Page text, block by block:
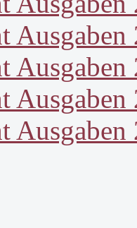
Ausgaben
Ausgaben
Ausgaben
Ausgaben